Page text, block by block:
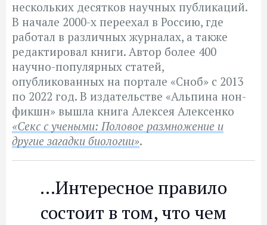
нескольких десятков научных публикаций.
В начале 2000-х переехал в Россию, где
работал в различных журналах, а также
редактировал книги. Автор более 400
научно-популярных статей,
опубликованных на портале «Сноб» с 2013
по 2022 год. В издательстве «Альпина нон-
фикшн» вышла книга Алексея Алексенко
«Секс с учеными: Половое размножение и
другие загадки биологии».
…Интересное правило
состоит в том, что чем